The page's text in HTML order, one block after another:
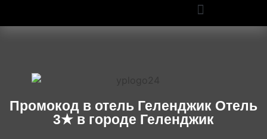
Промокод в отель Геленджик Отель
3★ в городе Геленджик